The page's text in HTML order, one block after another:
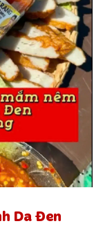
Da Đen